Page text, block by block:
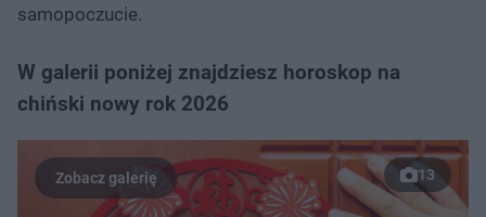
samopoczucie.
W galerii poniżej znajdziesz horoskop na
chiński nowy rok 2026
13